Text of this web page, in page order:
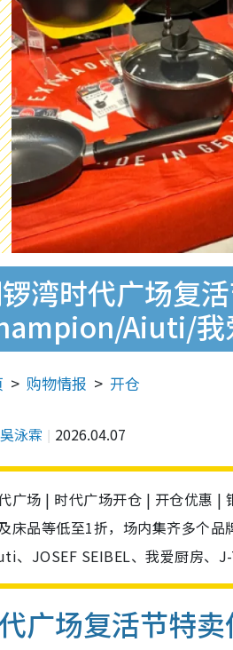
湾时代广场复
Aiuti/我
购物情报 开仓
吳泳霖 2026.04.07
广场 | 时代广场开仓 | 开仓优惠 |
床品等低至1折，场内集齐多个
、JOSEF SEIBEL、我爱厨房、
广场复活节特卖